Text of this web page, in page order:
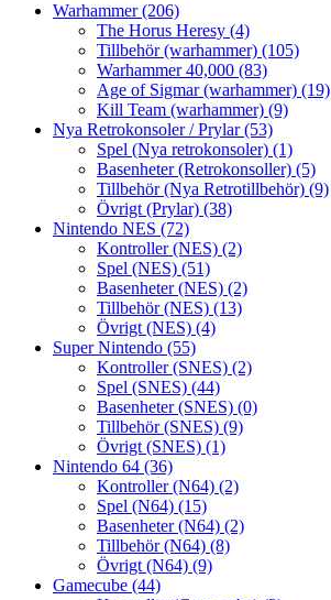
Warhammer(206)
The Horus Heresy (4)
Tillbehör (warhammer) (105)
Warhammer 40,000 (83)
Age of Sigmar (warhammer) (19)
Kill Team (warhammer) (9)
Nya Retrokonsoler / Prylar(53)
Spel (Nya retrokonsoler) (1)
Basenheter (Retrokonsoller) (5)
Tillbehör (Nya Retrotillbehör) (9)
Övrigt (Prylar) (38)
Nintendo NES (72)
Kontroller (NES) (2)
Spel (NES) (51)
Basenheter (NES) (2)
Tillbehör (NES) (13)
Övrigt (NES) (4)
Super Nintendo (55)
Kontroller (SNES) (2)
Spel (SNES) (44)
Basenheter (SNES) (0)
Tillbehör (SNES) (9)
Övrigt (SNES) (1)
Nintendo 64 (36)
Kontroller (N64) (2)
Spel (N64) (15)
Basenheter (N64) (2)
Tillbehör (N64) (8)
Övrigt (N64) (9)
Gamecube (44)